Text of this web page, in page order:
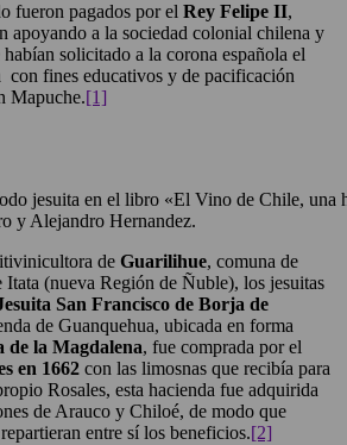
fueron pagados por el Rey Felipe II,
apoyando a la sociedad colonial chilena y
solicitado a la corona española el
con fines educativos y de pacificación
Mapuche.[1]
jesuita en el libro «El Vino de Chile, una
y Alejandro Hernandez.
de Guarilihue, comuna de
(nueva Región de Ñuble), los jesuitas
San Francisco de Borja de
de Guanquehua, ubicada en forma
de la Magdalena, fue comprada por el
en 1662 con las limosnas que recibía para
Rosales, esta hacienda fue adquirida
de Arauco y Chiloé, de modo que
entre sí los beneficios.[2]